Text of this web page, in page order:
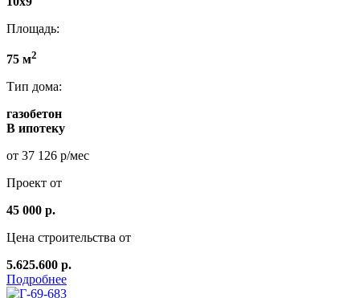
Площадь:
75 м2
Тип дома:
газобетон
В ипотеку
от 37 126 р/мес
Проект от
45 000 р.
Цена строительства от
5.625.600 р.
Подробнее